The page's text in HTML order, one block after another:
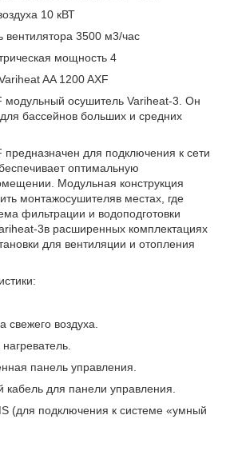
10 кВТ
вентилятора 3500 м3/час
мощность 4
AA 1200 AXF
модульный осушитель Variheat-3. Он
бассейнов больших и средних
предназначен для подключения к сети
оптимальную
Модульная конструкция
монтажосушителяв местах, где
фильтрации и водоподготовки
3в расширенных комплектациях
для вентиляции и отопления
свежего воздуха.
панель управления.
кабель для панели управления.
(для подключения к системе «умный